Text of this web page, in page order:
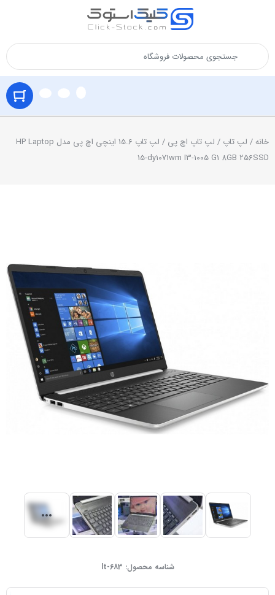
خانه/ لپ تاپ / لپ تاپ اچ پی
/ لپ تاپ 15.6 اینچی اچ پی مدل HP Laptop
15-dy1071wm I3-1005 G1 8GB 256SSD
شناسه محصول: lt-683